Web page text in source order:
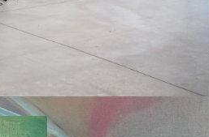
Ardenne
Muette, Février 2020